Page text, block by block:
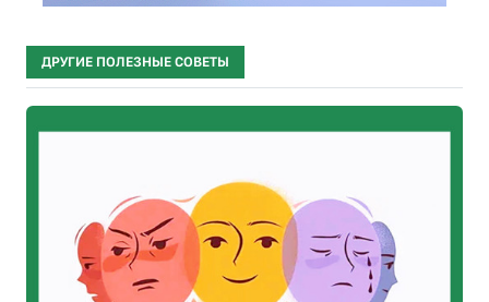
ДРУГИЕ ПОЛЕЗНЫЕ СОВЕТЫ